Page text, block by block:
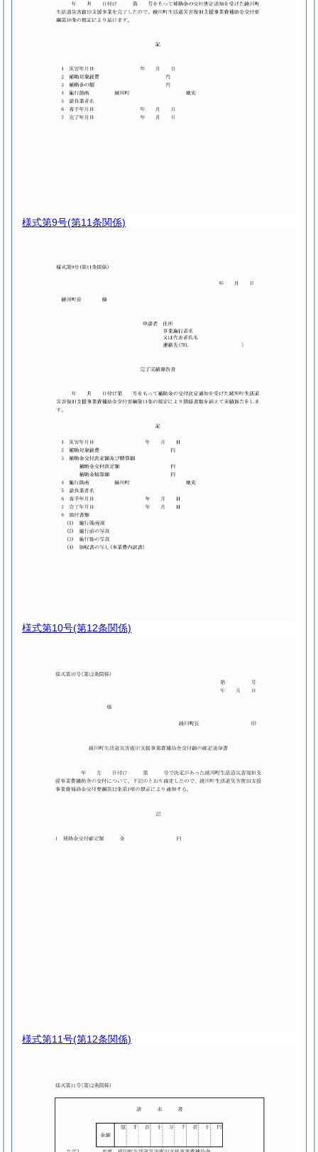
様式第9号(第11条関係)
様式第10号(第12条関係)
様式第11号(第12条関係)